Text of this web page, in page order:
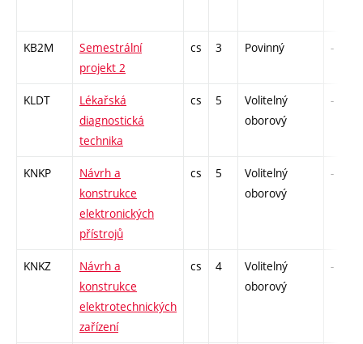
KB2M
Semestrální
projekt 2
cs 3 Povinný -
KLDT
Lékařská
diagnostická
technika
cs 5
Volitelný
oborový
-
KNKP
Návrh a
konstrukce
elektronických
přístrojů
cs 5
Volitelný
oborový
-
KNKZ
Návrh a
konstrukce
elektrotechnických
zařízení
cs 4
Volitelný
oborový
-